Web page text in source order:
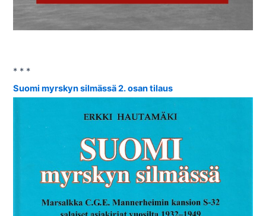
* * *
Suomi myrskyn silmässä 2. osan tilaus